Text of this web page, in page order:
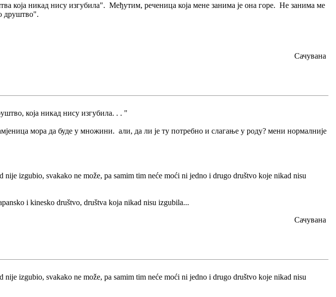
која никад нису изгубила". Међутим, реченица која мене занима је она горе. Не занима ме
друштво".
Сачувана
која никад нису изгубила. . . "
мора да буде у множини. али, да ли је ту потребно и слагање у роду? мени нормалније
izgubio, svakako ne može, pa samim tim neće moći ni jedno i drugo društvo koje nikad nisu
i kinesko društvo, društva koja nikad nisu izgubila...
Сачувана
izgubio, svakako ne može, pa samim tim neće moći ni jedno i drugo društvo koje nikad nisu